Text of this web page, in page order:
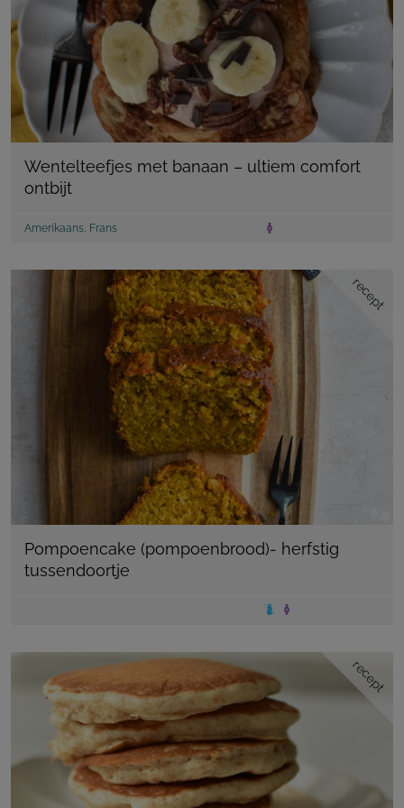
Wentelteefjes met banaan – ultiem comfort
ontbijt
Amerikaans Frans
recept
Pompoencake (pompoenbrood)- herfstig
tussendoortje
recept